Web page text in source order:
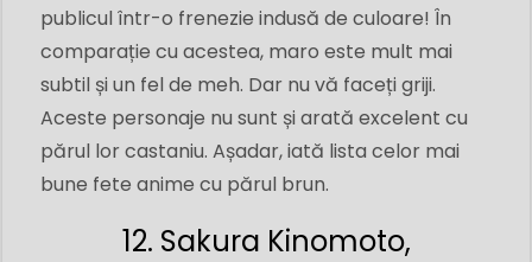
publicul într-o frenezie indusă de culoare! În
comparație cu acestea, maro este mult mai
subtil și un fel de meh. Dar nu vă faceți griji.
Aceste personaje nu sunt și arată excelent cu
părul lor castaniu. Așadar, iată lista celor mai
bune fete anime cu părul brun.
12. Sakura Kinomoto,